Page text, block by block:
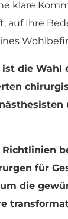
klare
auf Ihre
die Wahl
Richtlinien
für
die